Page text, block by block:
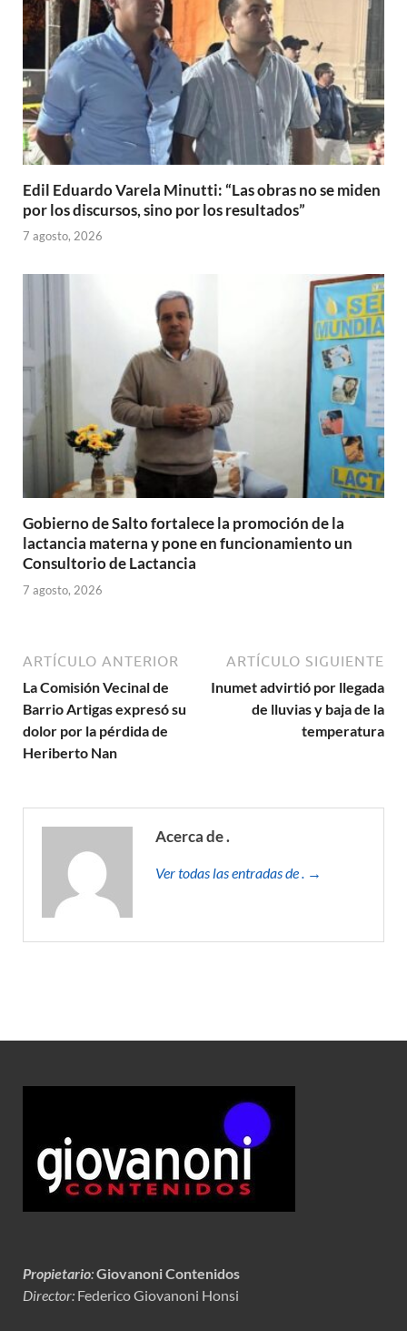
Edil Eduardo Varela Minutti: “Las obras no se miden
por los discursos, sino por los resultados”
7 agosto, 2026
Gobierno de Salto fortalece la promoción de la
lactancia materna y pone en funcionamiento un
Consultorio de Lactancia
7 agosto, 2026
ARTÍCULO ANTERIOR
La Comisión Vecinal de
Barrio Artigas expresó su
dolor por la pérdida de
Heriberto Nan
ARTÍCULO SIGUIENTE
Inumet advirtió por llegada
de lluvias y baja de la
temperatura
Acerca de .
Ver todas las entradas de . →
Propietario:Giovanoni Contenidos
Director: Federico Giovanoni Honsi